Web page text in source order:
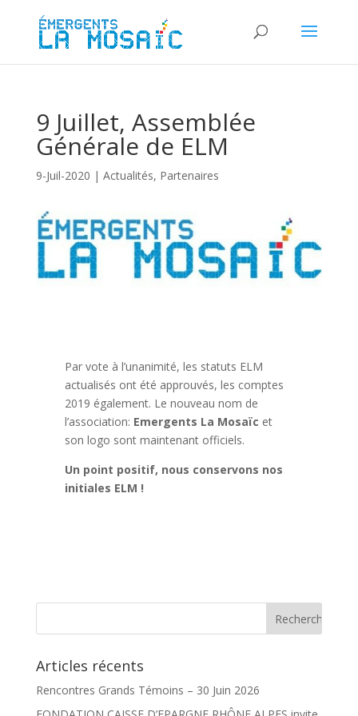
9 Juillet, Assemblée
Générale de ELM
9-Juil-2020 | Actualités, Partenaires
Par vote à l’unanimité, les statuts ELM
actualisés ont été approuvés, les comptes
2019 également. Le nouveau nom de
l’association: Emergents La Mosaïc et
son logo sont maintenant officiels.
Un point positif, nous conservons nos
initiales ELM !
Articles récents
Rencontres Grands Témoins – 30 Juin 2026